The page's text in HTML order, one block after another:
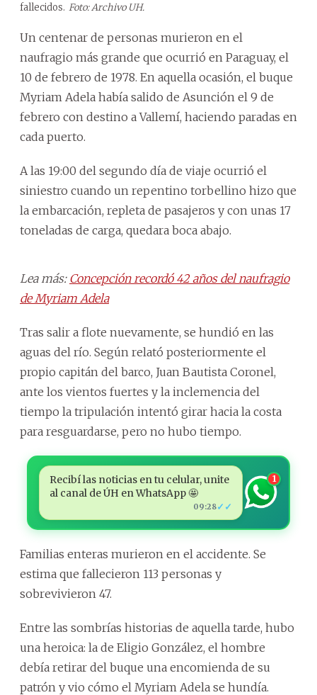
fallecidos. Foto: Archivo UH.
Un centenar de personas murieron en el
naufragio más grande que ocurrió en Paraguay, el
10 de febrero de 1978. En aquella ocasión, el buque
Myriam Adela había salido de Asunción el 9 de
febrero con destino a Vallemí, haciendo paradas en
cada puerto.
A las 19:00 del segundo día de viaje ocurrió el
siniestro cuando un repentino torbellino hizo que
la embarcación, repleta de pasajeros y con unas 17
toneladas de carga, quedara boca abajo.
Lea más: Concepción recordó 42 años del naufragio
de Myriam Adela
Tras salir a flote nuevamente, se hundió en las
aguas del río. Según relató posteriormente el
propio capitán del barco, Juan Bautista Coronel,
ante los vientos fuertes y la inclemencia del
tiempo la tripulación intentó girar hacia la costa
para resguardarse, pero no hubo tiempo.
Recibí las noticias en tu celular, unite
al canal de ÚH en WhatsApp 🤩
09:28✓✓
1
Familias enteras murieron en el accidente. Se
estima que fallecieron 113 personas y
sobrevivieron 47.
Entre las sombrías historias de aquella tarde, hubo
una heroica: la de Eligio González, el hombre
debía retirar del buque una encomienda de su
patrón y vio cómo el Myriam Adela se hundía.